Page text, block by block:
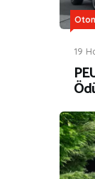
19